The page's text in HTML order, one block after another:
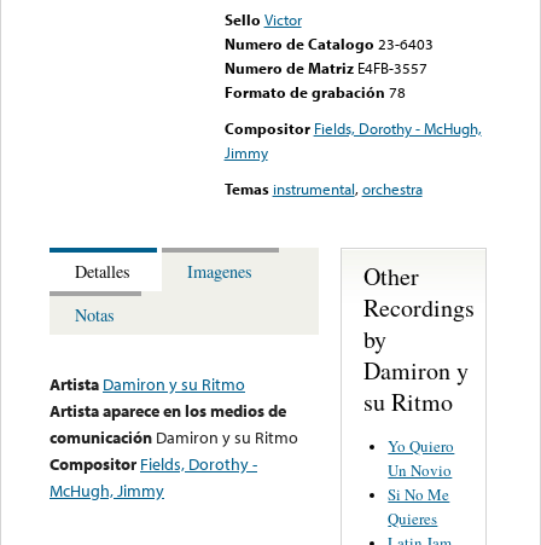
Sello Victor
Numero de Catalogo 23-6403
Numero de Matriz E4FB-3557
Formato de grabación 78
Compositor Fields, Dorothy - McHugh,
Jimmy
Temas instrumental,orchestra
Detalles
Imagenes
Notas
Artista Damiron y su Ritmo
Artista aparece en los medios de
comunicación Damiron y su Ritmo
Compositor Fields, Dorothy -
McHugh, Jimmy
Other
Recordings
by
Damiron y
su Ritmo
Yo Quiero
Un Novio
Si No Me
Quieres